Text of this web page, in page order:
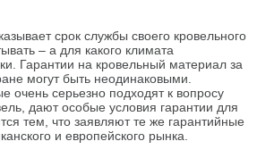
срок службы своего кровельного
– а для какого климата
Гарантии на кровельный материал за
могут быть неодинаковыми.
очень серьезно подходят к вопросу
дают особые условия гарантии для
тем, что заявляют те же гарантийные
и европейского рынка.